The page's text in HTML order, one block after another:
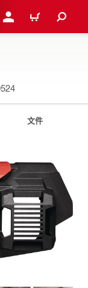
入或註冊購物車
文件